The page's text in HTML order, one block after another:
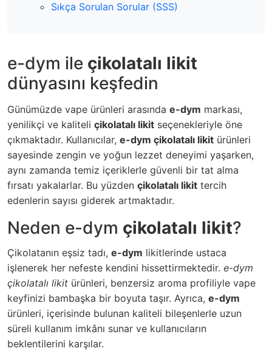
Sıkça Sorulan Sorular (SSS)
e-dym ile çikolatalı likit
dünyasını keşfedin
Günümüzde vape ürünleri arasında e-dym markası,
yenilikçi ve kaliteli çikolatalı likit seçenekleriyle öne
çıkmaktadır. Kullanıcılar, e-dym çikolatalı likit ürünleri
sayesinde zengin ve yoğun lezzet deneyimi yaşarken,
aynı zamanda temiz içeriklerle güvenli bir tat alma
fırsatı yakalarlar. Bu yüzden çikolatalı likit tercih
edenlerin sayısı giderek artmaktadır.
Neden e-dym çikolatalı likit?
Çikolatanın eşsiz tadı, e-dym likitlerinde ustaca
işlenerek her nefeste kendini hissettirmektedir. e-dym
çikolatalı likit ürünleri, benzersiz aroma profiliyle vape
keyfinizi bambaşka bir boyuta taşır. Ayrıca, e-dym
ürünleri, içerisinde bulunan kaliteli bileşenlerle uzun
süreli kullanım imkânı sunar ve kullanıcıların
beklentilerini karşılar.